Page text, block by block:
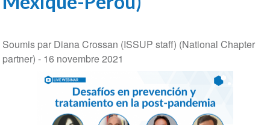
Soumis par Diana Crossan (ISSUP staff) (National Chapter
partner) - 16 novembre 2021